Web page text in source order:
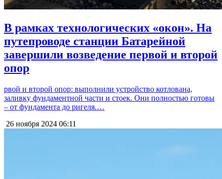
В рамках технологических «окон». На
путепроводе станции Батарейной
завершили возведение первой и второй
опор
рвой и второй опор: выполнили устройство котлована,
заливку фундаментной части и стоек. Они полностью готовы
– от фундамента до ригеля.…
26 ноября 2024 06:11